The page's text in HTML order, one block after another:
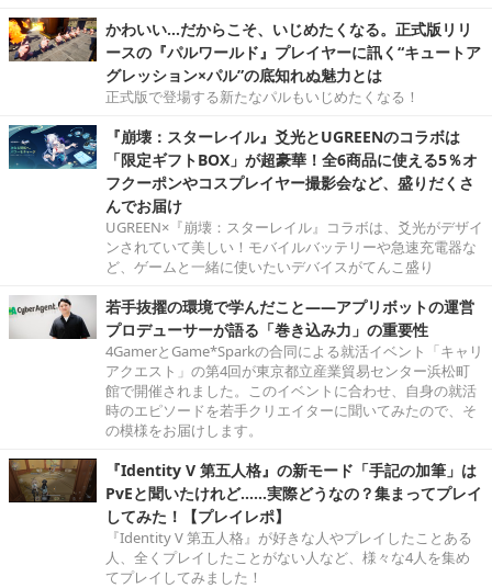
かわいい…だからこそ、いじめたくなる。正式版リリ
ースの『パルワールド』プレイヤーに訊く“キュートア
グレッション×パル”の底知れぬ魅力とは
正式版で登場する新たなパルもいじめたくなる！
『崩壊：スターレイル』爻光とUGREENのコラボは
「限定ギフトBOX」が超豪華！全6商品に使える5％オ
フクーポンやコスプレイヤー撮影会など、盛りだくさ
んでお届け
UGREEN×『崩壊：スターレイル』コラボは、爻光がデザイ
ンされていて美しい！モバイルバッテリーや急速充電器な
ど、ゲームと一緒に使いたいデバイスがてんこ盛り
若手抜擢の環境で学んだこと――アプリボットの運営
プロデューサーが語る「巻き込み力」の重要性
4GamerとGame*Sparkの合同による就活イベント「キャリ
アクエスト」の第4回が東京都立産業貿易センター浜松町
館で開催されました。このイベントに合わせ、自身の就活
時のエピソードを若手クリエイターに聞いてみたので、そ
の模様をお届けします。
『Identity V 第五人格』の新モード「手記の加筆」は
PvEと聞いたけれど……実際どうなの？集まってプレイ
してみた！【プレイレポ】
『Identity V 第五人格』が好きな人やプレイしたことある
人、全くプレイしたことがない人など、様々な4人を集め
てプレイしてみました！